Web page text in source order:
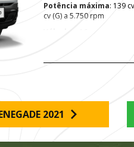
Potência máxima: 139 cv (E) / 135
cv (G) a 5.750 rpm
2021